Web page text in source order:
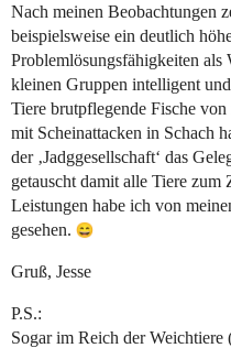
Nach meinen Beobachtungen
beispielsweise ein deutlich
Problemlösungsfähigkeiten als
kleinen Gruppen intelligent
Tiere brutpflegende Fische
mit Scheinattacken in Schach
der ‚Jadggesellschaft‘ das
getauscht damit alle Tiere
Leistungen habe ich von
gesehen.
Gruß, Jesse
P.S.:
Sogar im Reich der